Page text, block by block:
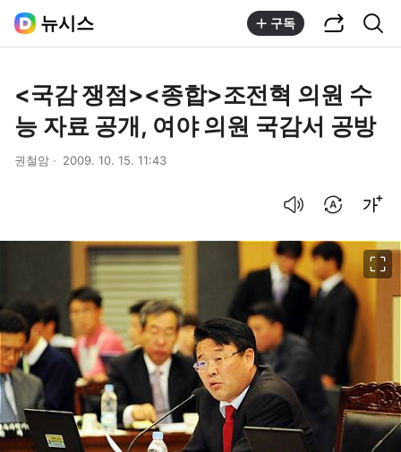
뉴시스 구독
<국감 쟁점><종합>조전혁 의원 수
능 자료 공개, 여야 의원 국감서 공방
권철암 2009. 10. 15. 11:43